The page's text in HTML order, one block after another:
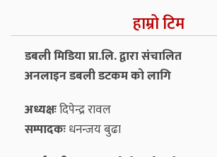
हाम्रो टिम
डबली मिडिया प्रा.लि. द्वारा संचालित
अनलाइन डबली डटकम को लागि
अध्यक्षःदिपेन्द्र रावल
सम्पादकःधनन्‍जय बुढा